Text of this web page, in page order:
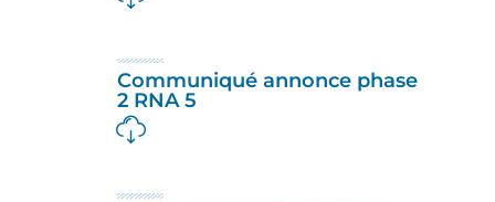
Communiqué annonce phase
2 RNA 5